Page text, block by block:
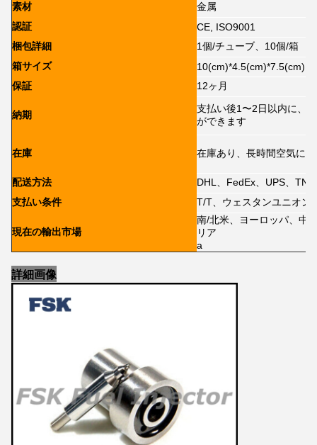
素材
金属
認証
CE, ISO9001
梱包詳細
1個/チューブ、10個/箱
箱サイズ
10(cm)*4.5(cm)*7.5(cm)
保証
12ヶ月
納期
支払い後1〜2日以内に、
ができます
在庫 在庫あり、長時間空気に
配送方法
DHL、FedEx、UPS、
支払い条件
T/T、ウェスタンユニオン
現在の輸出市場
南/北米、ヨーロッパ、中
リア
a
詳細画像